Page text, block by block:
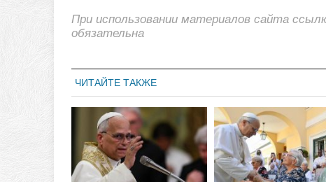
При использовании материалов сайта
обязательна
ЧИТАЙТЕ ТАКЖЕ